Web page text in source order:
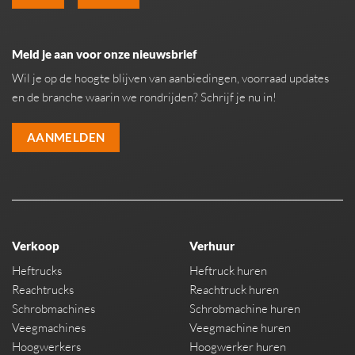
Meld je aan voor onze nieuwsbrief
Wil je op de hoogte blijven van aanbiedingen, voorraad updates
en de branche waarin we rondrijden? Schrijf je nu in!
AANMELDEN
Verkoop
Heftrucks
Reachtrucks
Schrobmachines
Veegmachines
Hoogwerkers
Verhuur
Heftruck huren
Reachtruck huren
Schrobmachine huren
Veegmachine huren
Hoogwerker huren